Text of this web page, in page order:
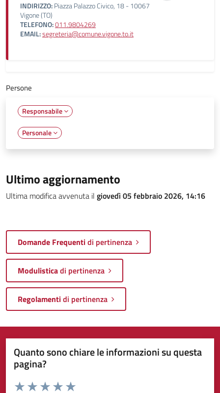
INDIRIZZO:Piazza Palazzo Civico, 18 - 10067
Vigone (TO)
TELEFONO:011.9804269
EMAIL:segreteria@comune.vigone.to.it
Persone
Responsabile
Personale
Ultimo aggiornamento
Ultima modifica avvenuta il giovedì 05 febbraio 2026, 14:16
Domande Frequentidi pertinenza
Modulisticadi pertinenza
Regolamentidi pertinenza
Quanto sono chiare le informazioni su questa
pagina?
Valuta da 1 a 5 stelle la pagina